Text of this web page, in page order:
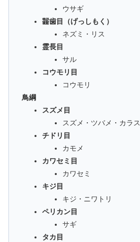
ウサギ
齧歯目（げっしもく）
ネズミ・リス
霊長目
サル
コウモリ目
コウモリ
鳥綱
スズメ目
スズメ・ツバメ・カラス
チドリ目
カモメ
カワセミ目
カワセミ
キジ目
キジ・ニワトリ
ペリカン目
サギ
タカ目